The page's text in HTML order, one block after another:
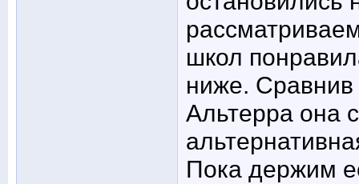
школ
ниже. Сравнив
Альтерра она
Пока держим